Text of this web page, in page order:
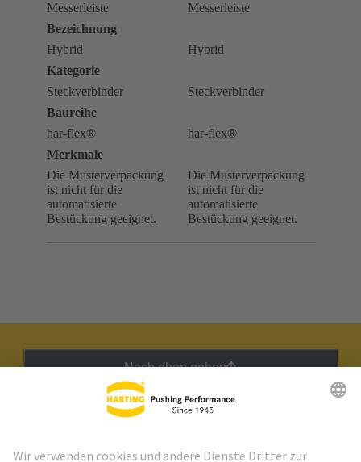
Messerleiste
Messerleiste
Bezeichnung
Hybrid
Hybrid
Kategorie
Steckverbinder
Steckverbinder
Baureihe
har-flex®
har-flex®
Merkmale
Die Musterverpackung
ist nicht für die
automatisierte
Bestückung geeignet.
Die Musterverpackung
ist nicht für die
automatisierte
Bestückung geeignet.
Nach oben gehen